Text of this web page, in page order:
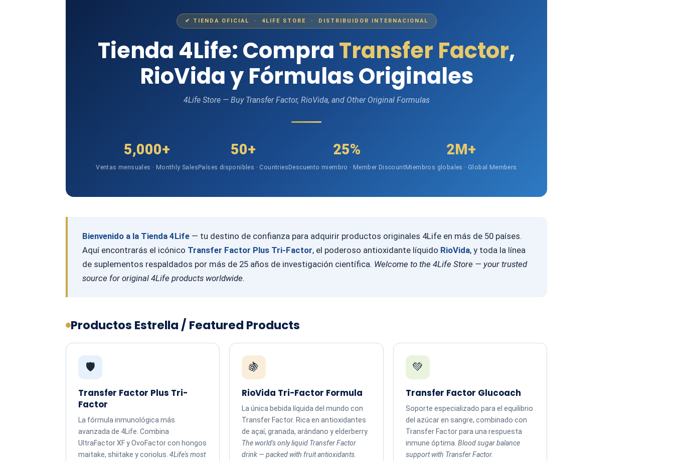
✔ TIENDA OFICIAL · 4LIFE STORE · DISTRIBUIDOR INTERNACIONAL
Tienda 4Life: Compra Transfer Factor,
RioVida y Fórmulas Originales
4Life Store — Buy Transfer Factor, RioVida, and Other Original Formulas
5,000+
Ventas mensuales · Monthly Sales
50+
Países disponibles · Countries
25%
Descuento miembro · Member Discount
2M+
Miembros globales · Global Members
Bienvenido a la Tienda 4Life— tu destino de confianza para adquirir productos originales 4Life en más de 50 países.
Aquí encontrarás el icónico Transfer Factor Plus Tri-Factor, el poderoso antioxidante líquido RioVida, y toda la línea
de suplementos respaldados por más de 25 años de investigación científica. Welcome to the 4Life Store — your trusted
source for original 4Life products worldwide.
Productos Estrella / Featured Products
🛡️
Transfer Factor Plus Tri-
Factor
La fórmula inmunológica más
avanzada de 4Life. Combina
UltraFactor XF y OvoFactor con hongos
maitake, shiitake y coriolus. 4Life's most
🍇
RioVida Tri-Factor Formula
La única bebida líquida del mundo con
Transfer Factor. Rica en antioxidantes
de açaí, granada, arándano y elderberry.
The world's only liquid Transfer Factor
drink — packed with fruit antioxidants.
💚
Transfer Factor Glucoach
Soporte especializado para el equilibrio
del azúcar en sangre, combinado con
Transfer Factor para una respuesta
inmune óptima. Blood sugar balance
support with Transfer Factor.